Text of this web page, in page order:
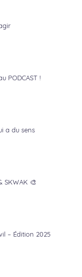
PODCAST !
a du sens
SKWAK 🎨
– Édition 2025